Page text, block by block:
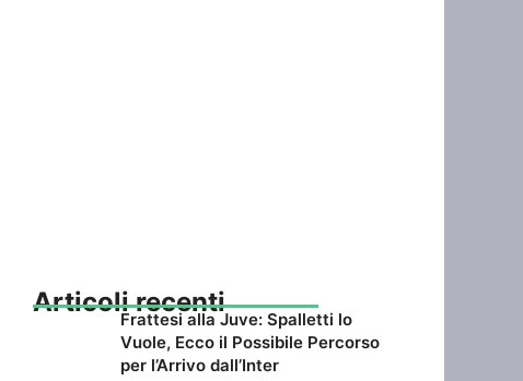
Articoli recenti
Frattesi alla Juve: Spalletti lo
Vuole, Ecco il Possibile Percorso
per l’Arrivo dall’Inter